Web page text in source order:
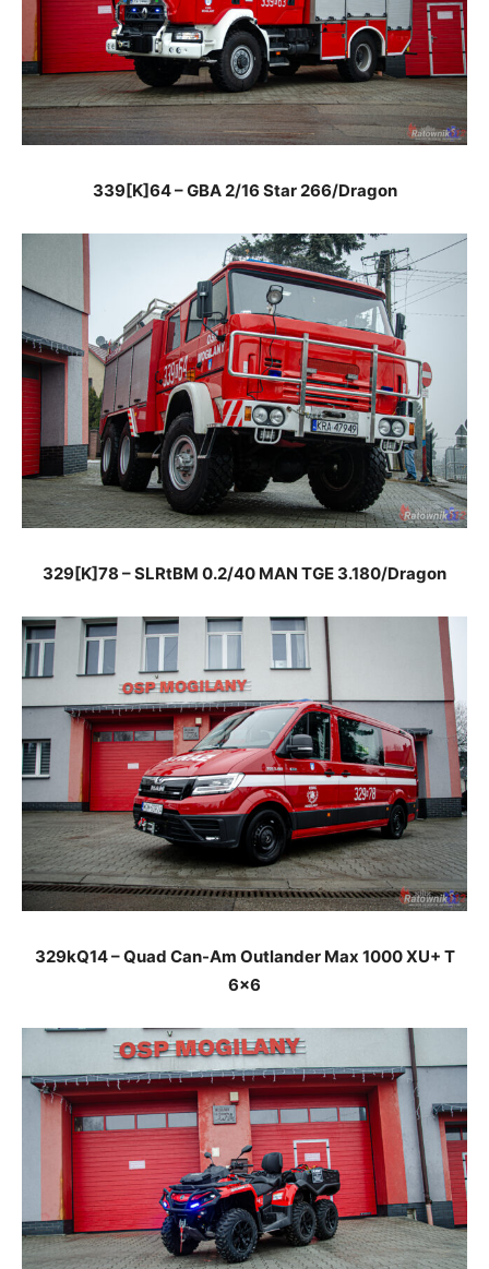
339[K]64 – GBA 2/16 Star 266/Dragon
329[K]78 – SLRtBM 0.2/40 MAN TGE 3.180/Dragon
329kQ14 – Quad Can-Am Outlander Max 1000 XU+ T
6×6